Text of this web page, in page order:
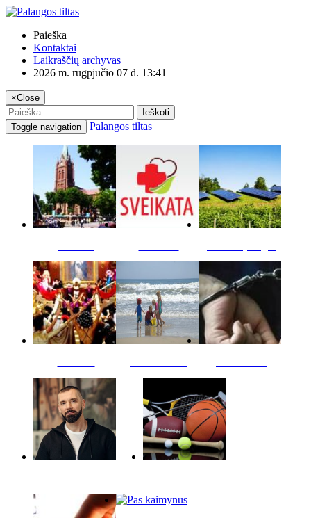
Paieška
Kontaktai
Laikraščių archyvas
2026 m. rugpjūčio 07 d. 13:41
×Close
Ieškoti
Toggle navigation
Palangos tiltas